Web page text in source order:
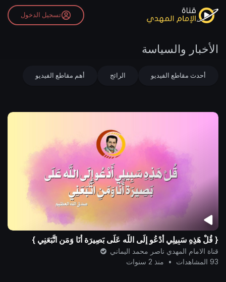
تسجيل الدخول
الأخبار والسياسة
أحدث مقاطع الفيديو الرائج أهم مقاطع الفيديو
{ قُلْ هَذِهِ سَبِيلِي أَدْعُو إِلَى اللَّه عَلَى بَصِيرَة أَنَا وَمَنِ اتَّبَعَنِي }
قناة الامام المهدي ناصر محمد اليماني
93 المشاهدات
• منذ 2 سنوات